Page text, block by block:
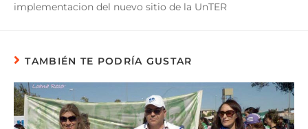
implementacion del nuevo sitio de la UnTER
TAMBIÉN TE PODRÍA GUSTAR